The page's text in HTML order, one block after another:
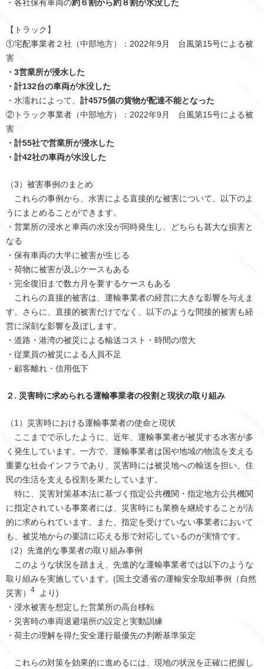
・各社保有車両の約６割から約８割が水没した
【トラック】
①宅配事業者２社（中部地方）：2022年9月 台風第15号による被
害
・3営業所が浸水した
・計132台の車両が水没した
・水濡れによって、 計4575個の貨物が配達不能となった
②トラック事業者（中部地方）：2022年9月 台風第15号による被
害
・計55社で営業所が浸水した
・計42社の車両が水没した
（3）被害事例のまとめ
これらの事例から、水害による直接的な被害について、以下のよ
うにまとめることができます。
・営業所の浸水と車両の水没が同時発生し、どちらも甚大な損害と
なる
・保有車両の大半に被害が生じる
・荷物に被害が及ぶケースもある
・完全復旧まで数カ月を要するケースもある
これらの直接的被害は、運輸事業者の経営に大きな影響を与えま
す。さらに、直接的被害だけでなく、以下のような間接的被害も経
営に深刻な影響を及ぼします。
・道路・港湾の被災による輸送コスト・時間の増大
・従業員の被災による人員不足
・顧客離れ・信用低下
２. 災害時に求められる運輸事業者の役割と現状の取り組み
（1）災害時における運輸事業者の使命と現状
ここまでで示したように、近年、運輸事業者が被災する水害が多
く発生しています。一方で、運輸事業者は国や地域の物流を支える
重要な社会インフラであり、災害時には被災地への輸送を担い、住
民の生活を支える役割を果たしています。
特に、災害対策基本法に基づく指定公共機関・指定地方公共機関
に指定されている事業者には、災害時にも業務を継続することが法
的に求められています。また、指定を受けていない事業者において
も、被災地からの要請に応える形で対応しているのが実情です。
（2）先進的な事業者の取り組み事例
このような状況を踏まえ、先進的な運輸事業者では以下のような
取り組みを実施しています。(国土交通省の運輸安全取組事例（自然
災害） 4 より)
・浸水被害を想定した営業所の高台移転
・災害時の車両退避場所の設定と実動訓練
・荷主の理解を得た安全運行最優先の判断基準策定
これらの対策を効果的に進めるには、現地の状況を正確に把握し